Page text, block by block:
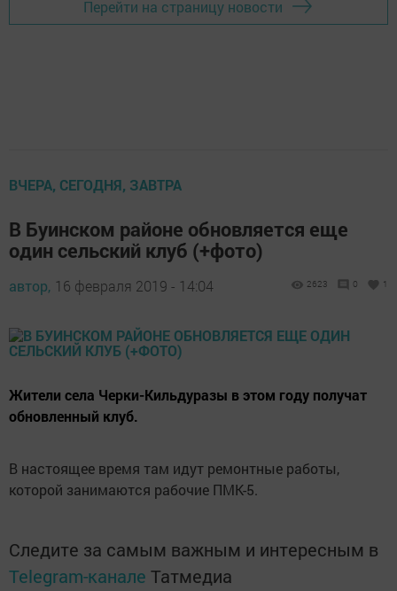
Перейти на страницу новости
ВЧЕРА, СЕГОДНЯ, ЗАВТРА
В Буинском районе обновляется еще
один сельский клуб (+фото)
автор, 16 февраля 2019 - 14:04 2623 0 1
Жители села Черки-Кильдуразы в этом году получат
обновленный клуб.
В настоящее время там идут ремонтные работы,
которой занимаются рабочие ПМК-5.
Следите за самым важным и интересным в
Telegram-канале Татмедиа